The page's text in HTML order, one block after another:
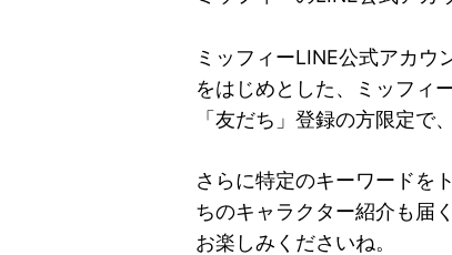
ミッフィーLINE公式アカウ
をはじめとした、ミッフィ
「友だち」登録の方限定で
さらに特定のキーワードを
ちのキャラクター紹介も届
お楽しみくださいね。